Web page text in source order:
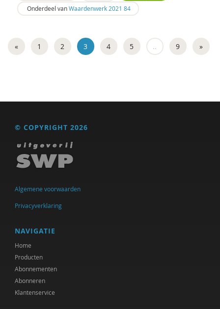
Onderdeel vanWaardenwerk 2021 84
« 1 2 3 4 5 .. 9 »
© COPYRIGHT 2026
Algemene voorwaarden
Privacyverklaring
NAVIGATIE
Home
Producten
Abonnementen
Abonneren
Klantenservice